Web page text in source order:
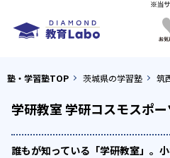
塾・学習塾TOP 茨城県の学習塾 筑
学研教室 学研コスモスポ
誰もが知っている「学研教室」。